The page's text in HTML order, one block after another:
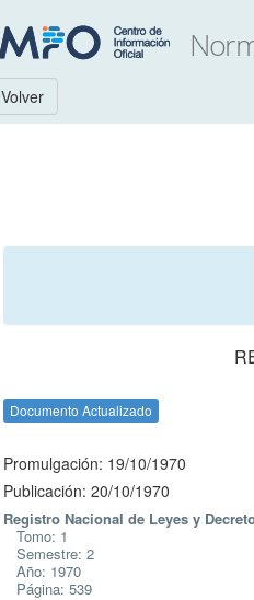
Volver
Documento Actualizado
Promulgación: 19/10/1970
Publicación: 20/10/1970
Registro Nacional de Leyes y
Tomo: 1
Semestre: 2
Año: 1970
Página: 539